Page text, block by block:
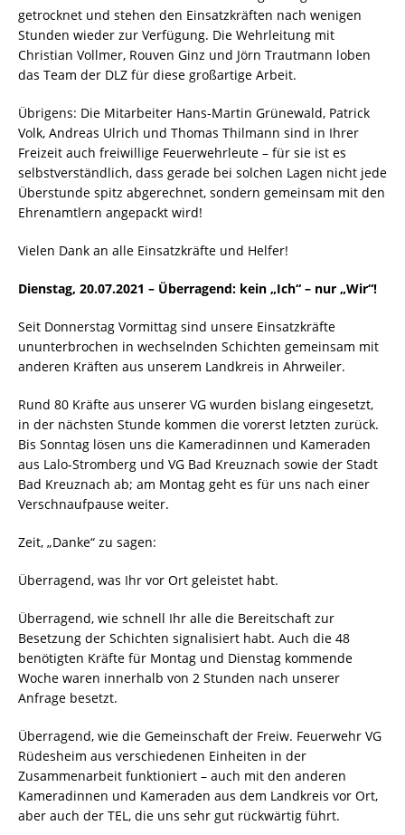
getrocknet und stehen den Einsatzkräften nach wenigen
Stunden wieder zur Verfügung. Die Wehrleitung mit
Christian Vollmer, Rouven Ginz und Jörn Trautmann loben
das Team der DLZ für diese großartige Arbeit.
Übrigens: Die Mitarbeiter Hans-Martin Grünewald, Patrick
Volk, Andreas Ulrich und Thomas Thilmann sind in Ihrer
Freizeit auch freiwillige Feuerwehrleute – für sie ist es
selbstverständlich, dass gerade bei solchen Lagen nicht jede
Überstunde spitz abgerechnet, sondern gemeinsam mit den
Ehrenamtlern angepackt wird!
Vielen Dank an alle Einsatzkräfte und Helfer!
Dienstag, 20.07.2021 – Überragend: kein „Ich“ – nur „Wir“!
Seit Donnerstag Vormittag sind unsere Einsatzkräfte
ununterbrochen in wechselnden Schichten gemeinsam mit
anderen Kräften aus unserem Landkreis in Ahrweiler.
Rund 80 Kräfte aus unserer VG wurden bislang eingesetzt,
in der nächsten Stunde kommen die vorerst letzten zurück.
Bis Sonntag lösen uns die Kameradinnen und Kameraden
aus Lalo-Stromberg und VG Bad Kreuznach sowie der Stadt
Bad Kreuznach ab; am Montag geht es für uns nach einer
Verschnaufpause weiter.
Zeit, „Danke“ zu sagen:
Überragend, was Ihr vor Ort geleistet habt.
Überragend, wie schnell Ihr alle die Bereitschaft zur
Besetzung der Schichten signalisiert habt. Auch die 48
benötigten Kräfte für Montag und Dienstag kommende
Woche waren innerhalb von 2 Stunden nach unserer
Anfrage besetzt.
Überragend, wie die Gemeinschaft der Freiw. Feuerwehr VG
Rüdesheim aus verschiedenen Einheiten in der
Zusammenarbeit funktioniert – auch mit den anderen
Kameradinnen und Kameraden aus dem Landkreis vor Ort,
aber auch der TEL, die uns sehr gut rückwärtig führt.